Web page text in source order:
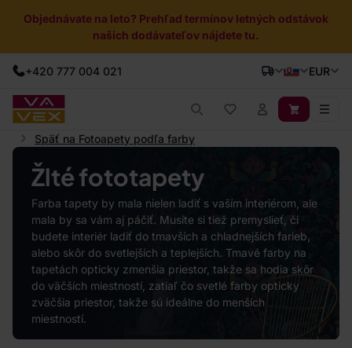
Objednávate na leto? Prehľad termínov letných odstávok
našich dodávateľov nájdete tu.
+420 777 004 021 EUR
Späť na Fotoapety podľa farby
Žlté fototapety
Farba tapety by mala nielen ladiť s vaším interiérom, ale
mala by sa vám aj páčiť. Musíte si tiež premyslieť, či
budete interiér ladiť do tmavších a chladnejších farieb,
alebo skôr do svetlejších a teplejších. Tmavé farby na
tapetách opticky zmenšia priestor, takže sa hodia skôr
do väčších miestností, zatiaľ čo svetlé farby opticky
zväčšia priestor, takže sú ideálne do menších
miestností.